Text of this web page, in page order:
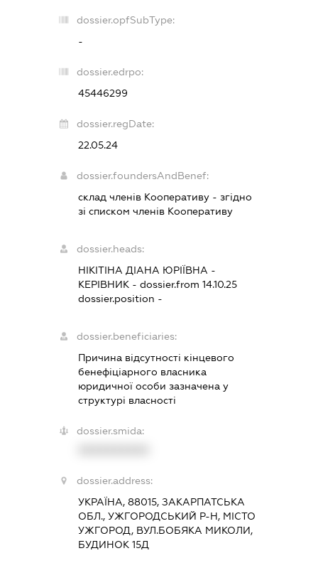
dossier.opfSubType:
-
dossier.edrpo:
45446299
dossier.regDate:
22.05.24
dossier.foundersAndBenef:
склад членів Кооперативу - згідно
зі списком членів Кооперативу
dossier.heads:
НІКІТІНА ДІАНА ЮРІЇВНА -
КЕРІВНИК- dossier.from 14.10.25
dossier.position -
dossier.beneficiaries:
Причина відсутності кінцевого
бенефіціарного власника
юридичної особи зазначена у
структурі власності
dossier.smida:
dossier.address:
УКРАЇНА, 88015, ЗАКАРПАТСЬКА
ОБЛ., УЖГОРОДСЬКИЙ Р-Н, МІСТО
УЖГОРОД, ВУЛ.БОБЯКА МИКОЛИ,
БУДИНОК 15Д